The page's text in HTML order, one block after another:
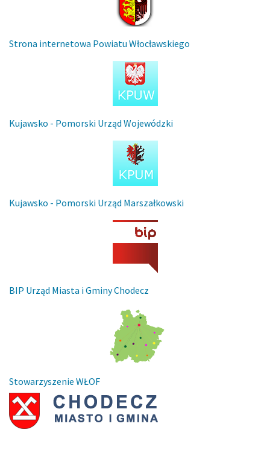
Strona internetowa Powiatu Włocławskiego
Kujawsko - Pomorski Urząd Wojewódzki
Kujawsko - Pomorski Urząd Marszałkowski
BIP Urząd Miasta i Gminy Chodecz
Stowarzyszenie WŁOF